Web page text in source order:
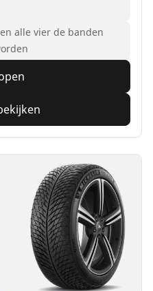
alle vier de banden